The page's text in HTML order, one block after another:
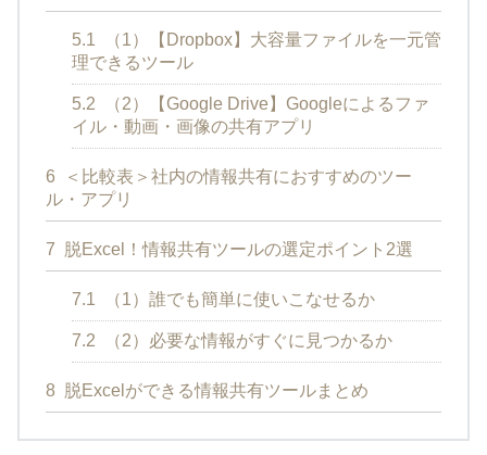
5.1
（1）【Dropbox】大容量ファイルを一元管
理できるツール
5.2
（2）【Google Drive】Googleによるファ
イル・動画・画像の共有アプリ
6
＜比較表＞社内の情報共有におすすめのツー
ル・アプリ
7 脱Excel！情報共有ツールの選定ポイント2選
7.1 （1）誰でも簡単に使いこなせるか
7.2 （2）必要な情報がすぐに見つかるか
8 脱Excelができる情報共有ツールまとめ